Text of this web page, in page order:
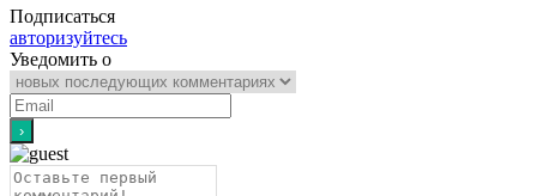
Подписаться
авторизуйтесь
Уведомить о